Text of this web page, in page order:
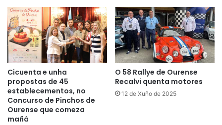
Cicuenta e unha
propostas de 45
establecementos, no
Concurso de Pinchos de
Ourense que comeza
mañá
O 58 Rallye de Ourense
Recalvi quenta motores
12 de Xuño de 2025